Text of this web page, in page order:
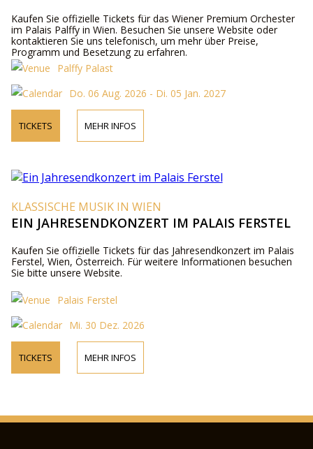
Kaufen Sie offizielle Tickets für das Wiener Premium Orchester
im Palais Palffy in Wien. Besuchen Sie unsere Website oder
kontaktieren Sie uns telefonisch, um mehr über Preise,
Programm und Besetzung zu erfahren.
Palffy Palast
Do. 06 Aug. 2026 - Di. 05 Jan. 2027
TICKETS MEHR INFOS
KLASSISCHE MUSIK IN WIEN
EIN JAHRESENDKONZERT IM PALAIS FERSTEL
Kaufen Sie offizielle Tickets für das Jahresendkonzert im Palais
Ferstel, Wien, Österreich. Für weitere Informationen besuchen
Sie bitte unsere Website.
Palais Ferstel
Mi. 30 Dez. 2026
TICKETS MEHR INFOS